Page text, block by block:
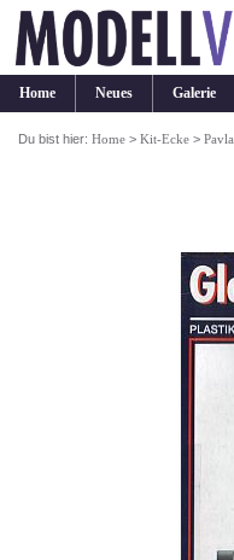
Home Neues Galerie
Du bist hier:Home >Kit-Ecke >Pavla